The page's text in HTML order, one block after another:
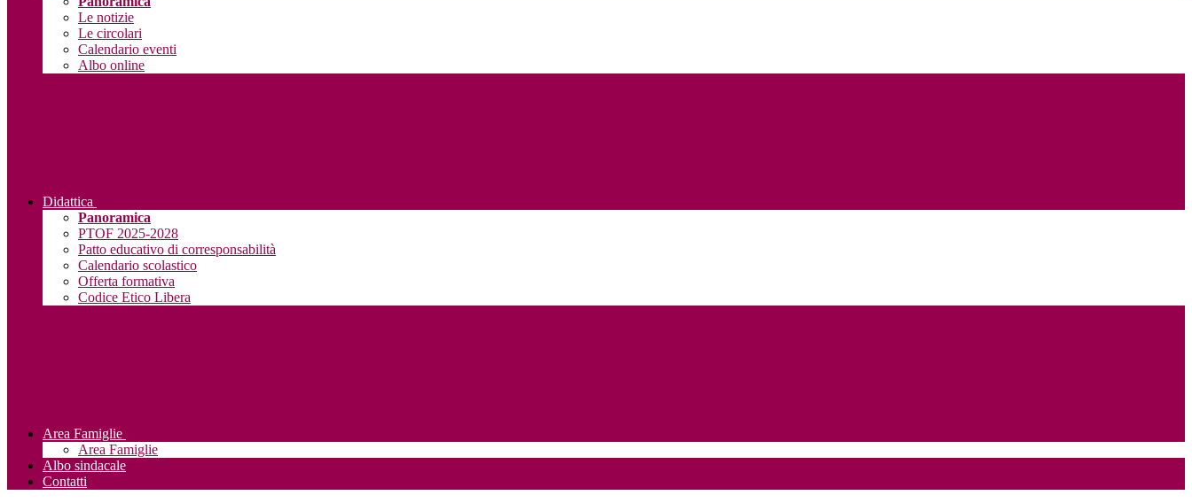
Le notizie
Le circolari
Calendario eventi
Albo online
Didattica
Panoramica
PTOF 2025-2028
Patto educativo di corresponsabilità
Calendario scolastico
Offerta formativa
Codice Etico Libera
Area Famiglie
Area Famiglie
Albo sindacale
Contatti